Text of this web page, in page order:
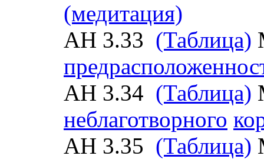
(медитация)
АН 3.33 (Таблица)
АН 3.34 (Таблица)
неблаготворного
АН 3.35 (Таблица)